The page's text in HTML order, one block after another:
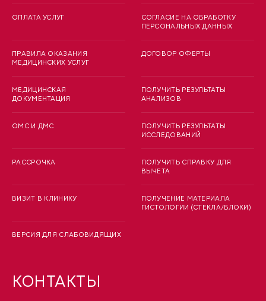
ОПЛАТА УСЛУГ
ПРАВИЛА ОКАЗАНИЯ
МЕДИЦИНСКИХ УСЛУГ
МЕДИЦИНСКАЯ
ДОКУМЕНТАЦИЯ
ОМС И ДМС
РАССРОЧКА
ВИЗИТ В КЛИНИКУ
ВЕРСИЯ ДЛЯ СЛАБОВИДЯЩИХ
СОГЛАСИЕ НА ОБРАБОТКУ
ПЕРСОНАЛЬНЫХ ДАННЫХ
ДОГОВОР ОФЕРТЫ
ПОЛУЧИТЬ РЕЗУЛЬТАТЫ
АНАЛИЗОВ
ПОЛУЧИТЬ РЕЗУЛЬТАТЫ
ИССЛЕДОВАНИЙ
ПОЛУЧИТЬ СПРАВКУ ДЛЯ
ВЫЧЕТА
ПОЛУЧЕНИЕ МАТЕРИАЛА
ГИСТОЛОГИИ (СТЕКЛА/БЛОКИ)
КОНТАКТЫ